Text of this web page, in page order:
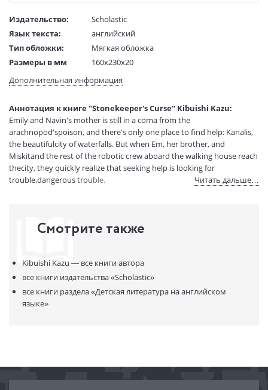
Издательство:
Scholastic
Язык текста:
английский
Тип обложки:
Мягкая обложка
Размеры в мм
160x230x20
Вес:
1 гр.
Код товара:
50087833
Артикул:
13487508
ISBN:
9781407180458
В продаже с:
28.02.2024
Дополнительная информация
Аннотация к книге "Stonekeeper's Curse" Kibuishi Kazu:
Emily and Navin's mother is still in a coma from the
arachnopod'spoison, and there's only one place to find help: Kanalis,
the beautifulcity of waterfalls. But when Em, her brother, and
Miskitand the rest of the robotic crew aboard the walking house reach
thecity, they quickly realize that seeking help is looking for
trouble,dangerous trouble.
Читать дальше…
Смотрите также
Kibuishi Kazu — все книги автора
все книги издательства«Scholastic»
все книги раздела«Детская литература на английском
языке»